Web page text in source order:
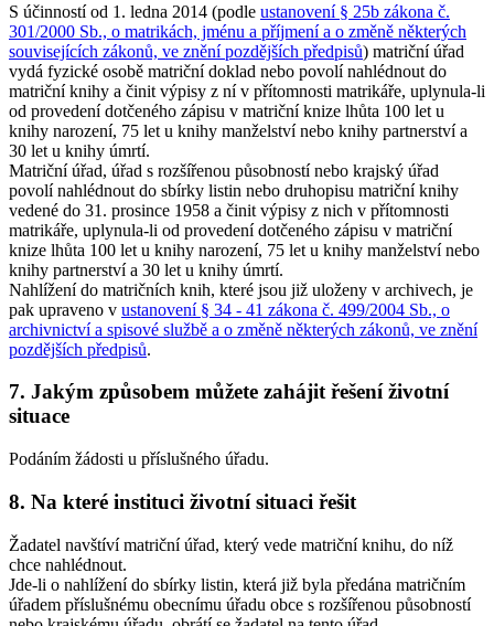
S účinností od 1. ledna 2014 (podle ustanovení § 25b zákona č.
301/2000 Sb., o matrikách, jménu a příjmení a o změně některých
souvisejících zákonů, ve znění pozdějších předpisů) matriční úřad
vydá fyzické osobě matriční doklad nebo povolí nahlédnout do
matriční knihy a činit výpisy z ní v přítomnosti matrikáře, uplynula-li
od provedení dotčeného zápisu v matriční knize lhůta 100 let u
knihy narození, 75 let u knihy manželství nebo knihy partnerství a
30 let u knihy úmrtí.
Matriční úřad, úřad s rozšířenou působností nebo krajský úřad
povolí nahlédnout do sbírky listin nebo druhopisu matriční knihy
vedené do 31. prosince 1958 a činit výpisy z nich v přítomnosti
matrikáře, uplynula-li od provedení dotčeného zápisu v matriční
knize lhůta 100 let u knihy narození, 75 let u knihy manželství nebo
knihy partnerství a 30 let u knihy úmrtí.
Nahlížení do matričních knih, které jsou již uloženy v archivech, je
pak upraveno v ustanovení § 34 - 41 zákona č. 499/2004 Sb., o
archivnictví a spisové službě a o změně některých zákonů, ve znění
pozdějších předpisů.
7. Jakým způsobem můžete zahájit řešení životní
situace
Podáním žádosti u příslušného úřadu.
8. Na které instituci životní situaci řešit
Žadatel navštíví matriční úřad, který vede matriční knihu, do níž
chce nahlédnout.
Jde-li o nahlížení do sbírky listin, která již byla předána matričním
úřadem příslušnému obecnímu úřadu obce s rozšířenou působností